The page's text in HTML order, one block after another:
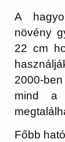
A
növény
22 cm
2000-
mind a
Főbb